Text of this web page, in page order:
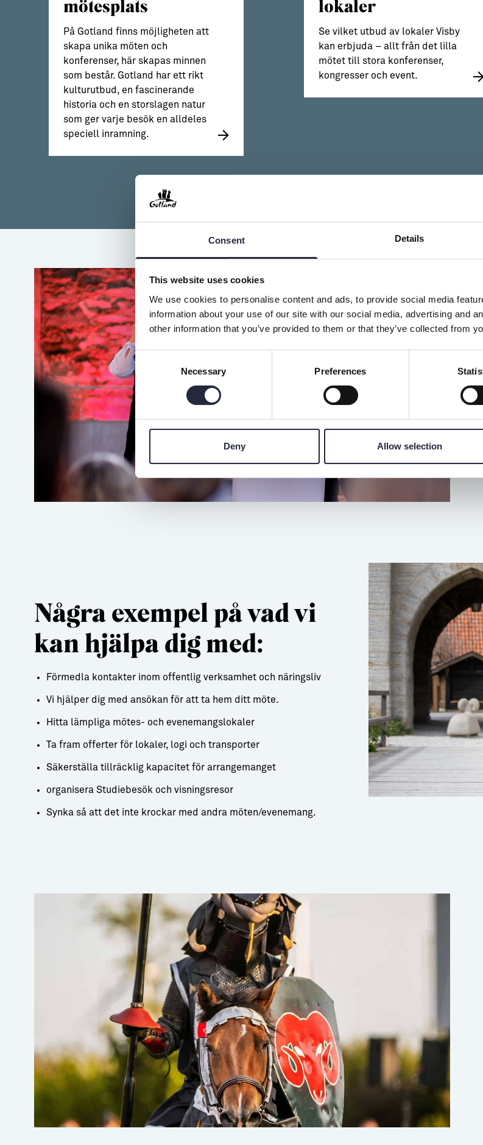
Consent Details
This website uses cookies
We use cookies to personalise content and ads, to provide social media
information about your use of our site with our social media, advertising and
other information that you’ve provided to them or that they’ve collected from
Consent
Selection
Necessary Preferences
Deny Allow selection
mötesplats
På Gotland finns möjligheten att
skapa unika möten och
konferenser, här skapas minnen
som består. Gotland har ett rikt
kulturutbud, en fascinerande
historia och en storslagen natur
som ger varje besök en alldeles
speciell inramning.
lokaler
Se vilket utbud av lokaler Visby
kan erbjuda – allt från det lilla
mötet till stora konferenser,
kongresser och event.
Några exempel på vad vi
kan hjälpa dig med:
Förmedla kontakter inom offentlig verksamhet och näringsliv
Vi hjälper dig med ansökan för att ta hem ditt möte.
Hitta lämpliga mötes- och evenemangslokaler
Ta fram offerter för lokaler, logi och transporter
Säkerställa tillräcklig kapacitet för arrangemanget
organisera Studiebesök och visningsresor
Synka så att det inte krockar med andra möten/evenemang.